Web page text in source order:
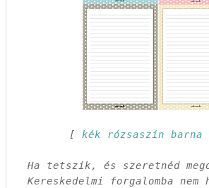
[ kék rózsaszín barna
Ha tetszik, és szeretnéd
Kereskedelmi forgalomba